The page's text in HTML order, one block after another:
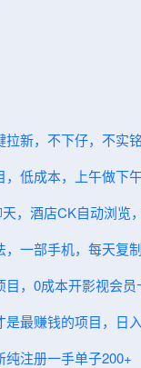
拉新，不下仔，不实
，低成本，上午做下
，酒店CK自动浏览
，一部手机，每天复
目，0成本开影视会员
最赚钱的项目，日
注册一手单子200+